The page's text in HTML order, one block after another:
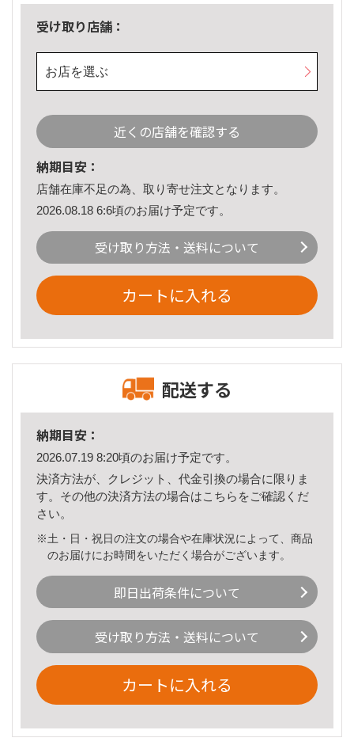
受け取り店舗：
お店を選ぶ
近くの店舗を確認する
納期目安：
店舗在庫不足の為、取り寄せ注文となります。
2026.08.18 6:6頃のお届け予定です。
受け取り方法・送料について
カートに入れる
配送する
納期目安：
2026.07.19 8:20頃のお届け予定です。
決済方法が、クレジット、代金引換の場合に限りま
す。その他の決済方法の場合はこちら をご確認くだ
さい。
※土・日・祝日の注文の場合や在庫状況によって、商品
のお届けにお時間をいただく場合がございます。
即日出荷条件について
受け取り方法・送料について
カートに入れる